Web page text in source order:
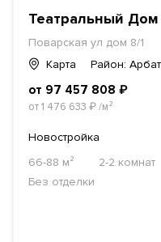
Театральный
Поварская ул дом 8/1
Карта
Район: Арбат
от 97 457 808 ₽
от 1 476 633 ₽/м²
Новостройка
66-88 м²
2-2 комнат
Без отделки